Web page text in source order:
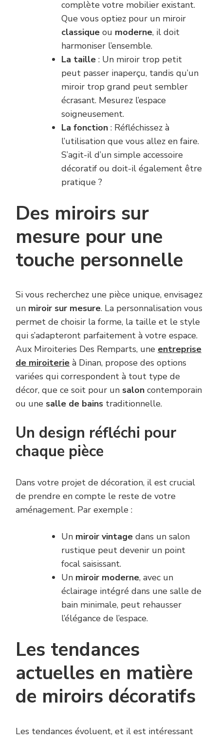
complète votre mobilier existant.
Que vous optiez pour un miroir
classique ou moderne, il doit
harmoniser l’ensemble.
La taille : Un miroir trop petit
peut passer inaperçu, tandis qu’un
miroir trop grand peut sembler
écrasant. Mesurez l’espace
soigneusement.
La fonction : Réfléchissez à
l’utilisation que vous allez en faire.
S’agit-il d’un simple accessoire
décoratif ou doit-il également être
pratique ?
Des miroirs sur
mesure pour une
touche personnelle
Si vous recherchez une pièce unique, envisagez
un miroir sur mesure. La personnalisation vous
permet de choisir la forme, la taille et le style
qui s’adapteront parfaitement à votre espace.
Aux Miroiteries Des Remparts, une entreprise
de miroiterie à Dinan, propose des options
variées qui correspondent à tout type de
décor, que ce soit pour un salon contemporain
ou une salle de bains traditionnelle.
Un design réfléchi pour
chaque pièce
Dans votre projet de décoration, il est crucial
de prendre en compte le reste de votre
aménagement. Par exemple :
Un miroir vintage dans un salon
rustique peut devenir un point
focal saisissant.
Un miroir moderne, avec un
éclairage intégré dans une salle de
bain minimale, peut rehausser
l’élégance de l’espace.
Les tendances
actuelles en matière
de miroirs décoratifs
Les tendances évoluent, et il est intéressant